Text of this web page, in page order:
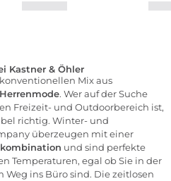
Kastner & Öhler
Mix aus
Herrenmode. Wer auf der Suche
Freizeit- und Outdoorbereich ist,
richtig. Winter- und
überzeugen mit einer
und sind perfekte
Temperaturen, egal ob Sie in der
ins Büro sind. Die zeitlosen